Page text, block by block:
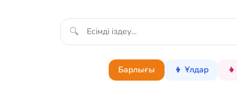
🔍
Барлығы 👦 Ұлдар